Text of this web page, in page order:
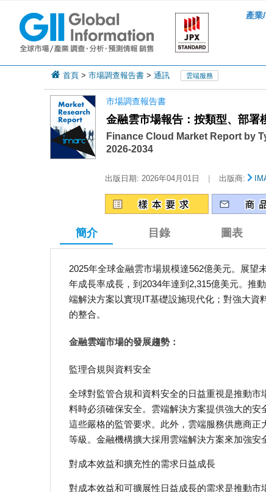
產業
首頁 > 市場調查報告書 > 通訊 雲端服務
市場調查報告書
金融雲市場報告：按類型、部署
Finance Cloud Market Report by
2026-2034
出版日期: 2026年04月01日 | 出版商:
簡介 目錄 圖表
2025年全球金融雲市場規模達562億美元。展望
年成長率成長，到2034年達到2,315億美元。推
端解決方案以實現IT基礎設施現代化；對強大
的整合。
金融雲端市場的發展趨勢：
監理合規與資料安全
全球對監管合規和資料安全的日益重視是推動
料時必須確保安全。雲端解決方案提供強大的
這些嚴格的監管要求。此外，雲端服務供應商
等級。金融機構擴大採用雲端解決方案來加強安
對成本效益和擴充性的需求日益成長
對成本效益和可擴展性日益成長的需求是推動